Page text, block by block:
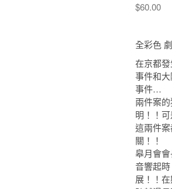
$60.00
全彩色
在京都
事件和
事件…
兩件案
明！！
這兩件
關！！
皋月會
音響起
展！！